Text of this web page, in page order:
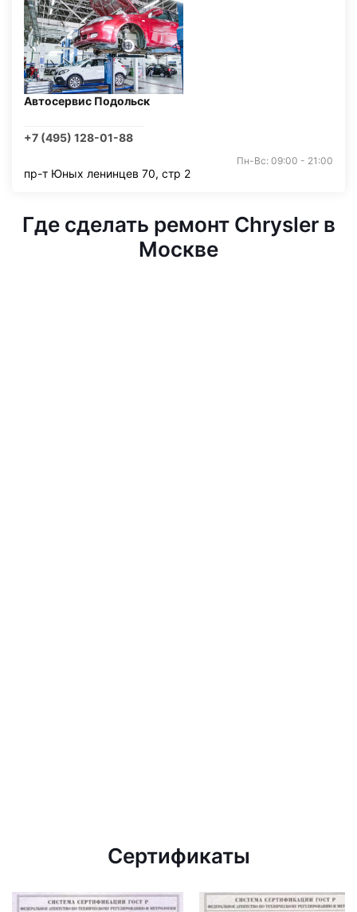
Автосервис Подольск
+7 (495) 128-01-88
Пн-Вс: 09:00 - 21:00
пр-т Юных ленинцев 70, стр 2
Где сделать ремонт Chrysler в
Москве
Сертификаты